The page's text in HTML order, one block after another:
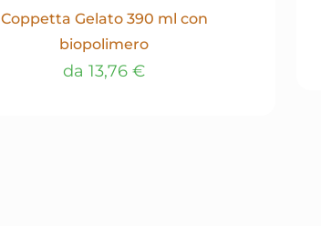
Coppetta Gelato 390 ml con
biopolimero
da13,76€